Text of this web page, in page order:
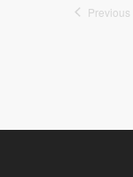
Previous